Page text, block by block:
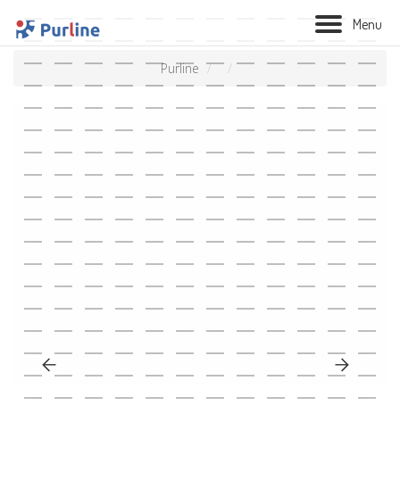
Menu
BIOLAREIRA
AQUECIMENTO
VENTILAÇÃO
TRATAMENTO AÉREO
Purline